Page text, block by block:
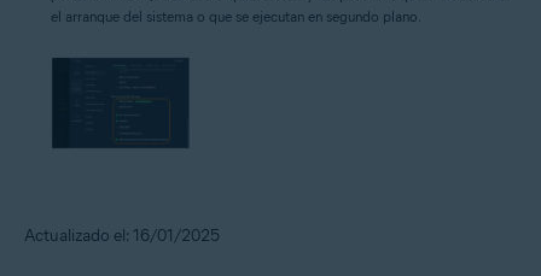
el arranque del sistema o que se ejecutan en segundo plano.
Actualizado el: 16/01/2025